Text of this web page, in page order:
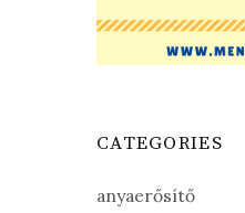
CATEGORIES
anyaerősítő